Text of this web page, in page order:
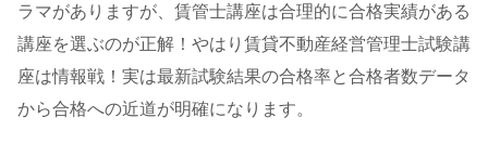
ラマがありますが、賃管士講座は合理的に合格実績がある
講座を選ぶのが正解！やはり賃貸不動産経営管理士試験講
座は情報戦！実は最新試験結果の合格率と合格者数データ
から合格への近道が明確になります。